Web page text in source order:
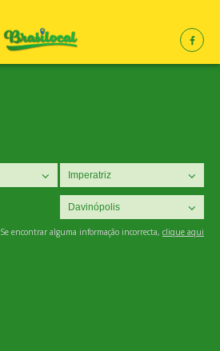
Se encontrar alguma informação incorrecta, clique aqui